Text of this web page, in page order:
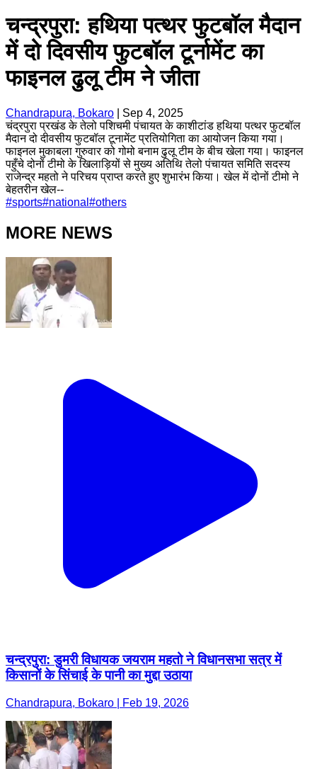
चन्द्रपुरा: हथिया पत्थर फुटबॉल मैदान
में दो दिवसीय फुटबॉल टूर्नामेंट का
फाइनल ढुलू टीम ने जीता
Chandrapura, Bokaro
Sep 4, 2025
चंद्रपुरा प्रखंड के तेलो पशिचमी पंचायत के काशीटांड हथिया पत्थर फुटबॉल
मैदान दो दीवसीय फुटबॉल टूनामेंट प्रतियोगिता का आयोजन किया गया।
फाइनल मुकाबला गुरुवार को गोमो बनाम ढुलू टीम के बीच खेला गया। फाइनल
पहुँचे दोनों टीमो के खिलाड़ियों से मुख्य अतिथि तेलो पंचायत समिति सदस्य
राजेन्द्र महतो ने परिचय प्राप्त करते हुए शुभारंभ किया। खेल में दोनों टीमो ने
बेहतरीन खेल--
#sports#national #others
MORE NEWS
चन्द्रपुरा: डुमरी विधायक जयराम महतो ने विधानसभा सत्र में
किसानों के सिंचाई के पानी का मुद्दा उठाया
Chandrapura, Bokaro | Feb 19, 2026